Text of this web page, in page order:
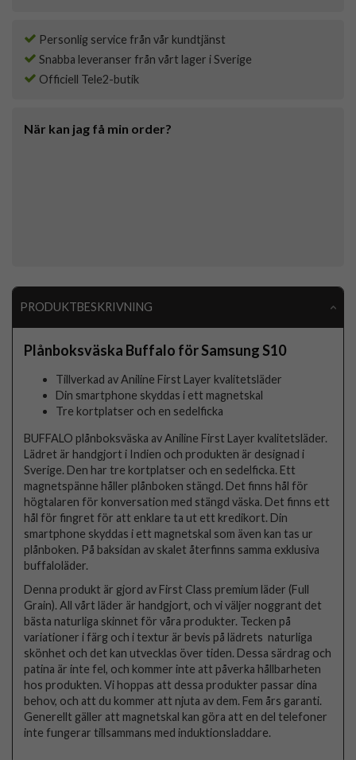
Personlig service från vår kundtjänst
Snabba leveranser från vårt lager i Sverige
Officiell Tele2-butik
När kan jag få min order?
PRODUKTBESKRIVNING
Plånboksväska Buffalo för Samsung S10
Tillverkad av Aniline First Layer kvalitetsläder
Din smartphone skyddas i ett magnetskal
Tre kortplatser och en sedelficka
BUFFALO plånboksväska av Aniline First Layer kvalitetsläder.
Lädret är handgjort i Indien och produkten är designad i
Sverige. Den har tre kortplatser och en sedelficka. Ett
magnetspänne håller plånboken stängd. Det finns hål för
högtalaren för konversation med stängd väska. Det finns ett
hål för fingret för att enklare ta ut ett kredikort. Din
smartphone skyddas i ett magnetskal som även kan tas ur
plånboken. På baksidan av skalet återfinns samma exklusiva
buffaloläder.
Denna produkt är gjord av First Class premium läder (Full
Grain). All vårt läder är handgjort, och vi väljer noggrant det
bästa naturliga skinnet för våra produkter. Tecken på
variationer i färg och i textur är bevis på lädrets naturliga
skönhet och det kan utvecklas över tiden. Dessa särdrag och
patina är inte fel, och kommer inte att påverka hållbarheten
hos produkten. Vi hoppas att dessa produkter passar dina
behov, och att du kommer att njuta av dem. Fem års garanti.
Generellt gäller att magnetskal kan göra att en del telefoner
inte fungerar tillsammans med induktionsladdare.